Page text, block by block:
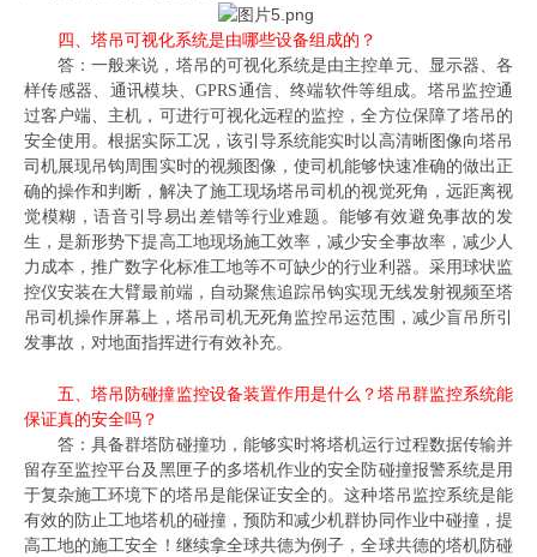
四、塔吊可视化系统是由哪些设备组成的？
答：一般来说，塔吊的可视化系统是由主控单元、显示器、各
样传感器、通讯模块、GPRS通信、终端软件等组成。塔吊监控通
过客户端、主机，可进行可视化远程的监控，全方位保障了塔吊的
安全使用。根据实际工况，该引导系统能实时以高清晰图像向塔吊
司机展现吊钩周围实时的视频图像，使司机能够快速准确的做出正
确的操作和判断，解决了施工现场塔吊司机的视觉死角，远距离视
觉模糊，语音引导易出差错等行业难题。能够有效避免事故的发
生，是新形势下提高工地现场施工效率，减少安全事故率，减少人
力成本，推广数字化标准工地等不可缺少的行业利器。采用球状监
控仪安装在大臂最前端，自动聚焦追踪吊钩实现无线发射视频至塔
吊司机操作屏幕上，塔吊司机无死角监控吊运范围，减少盲吊所引
发事故，对地面指挥进行有效补充。
五、塔吊防碰撞监控设备装置作用是什么？塔吊群监控系统能
保证真的安全吗？
答：具备群塔防碰撞功 ， 能够实时将塔机运行过程数据传输并
留存至监控平台及黑匣子的多塔机作业的安全防碰撞报警系统是用
于复杂施工环境下的塔吊是能保证安全的。这种塔吊监控系统是能
有效的防止工地塔机的碰撞，预防和减少机群协同作业中碰撞，提
高工地的施工安全！继续拿全球共德为例子，全球共德的塔机防碰